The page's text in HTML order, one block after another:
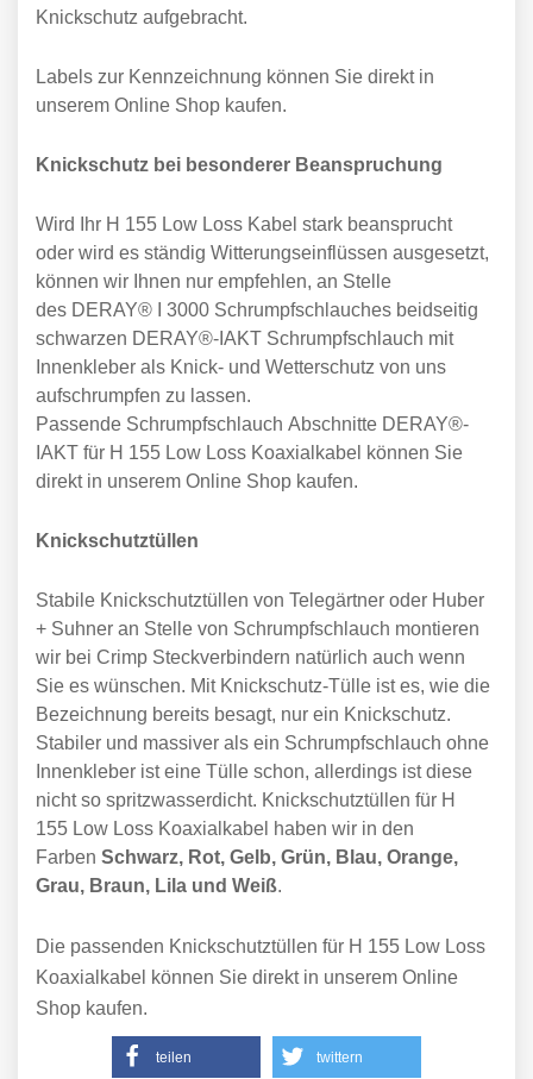
Knickschutz aufgebracht.
Labels zur Kennzeichnung können Sie direkt in
unserem Online Shop kaufen.
Knickschutz bei besonderer Beanspruchung
Wird Ihr H 155 Low Loss Kabel stark beansprucht
oder wird es ständig Witterungseinflüssen ausgesetzt,
können wir Ihnen nur empfehlen, an Stelle
des DERAY® I 3000 Schrumpfschlauches beidseitig
schwarzen DERAY®-IAKT Schrumpfschlauch mit
Innenkleber als Knick- und Wetterschutz von uns
aufschrumpfen zu lassen.
Passende Schrumpfschlauch Abschnitte DERAY®-
IAKT für H 155 Low Loss Koaxialkabel können Sie
direkt in unserem Online Shop kaufen.
Knickschutztüllen
Stabile Knickschutztüllen von Telegärtner oder Huber
+ Suhner an Stelle von Schrumpfschlauch montieren
wir bei Crimp Steckverbindern natürlich auch wenn
Sie es wünschen. Mit Knickschutz-Tülle ist es, wie die
Bezeichnung bereits besagt, nur ein Knickschutz.
Stabiler und massiver als ein Schrumpfschlauch ohne
Innenkleber ist eine Tülle schon, allerdings ist diese
nicht so spritzwasserdicht. Knickschutztüllen für H
155 Low Loss Koaxialkabel haben wir in den
Farben Schwarz, Rot, Gelb, Grün, Blau, Orange,
Grau, Braun, Lila und Weiß.
Die passenden Knickschutztüllen für H 155 Low Loss
Koaxialkabel können Sie direkt in unserem Online
Shop kaufen.
teilen twittern